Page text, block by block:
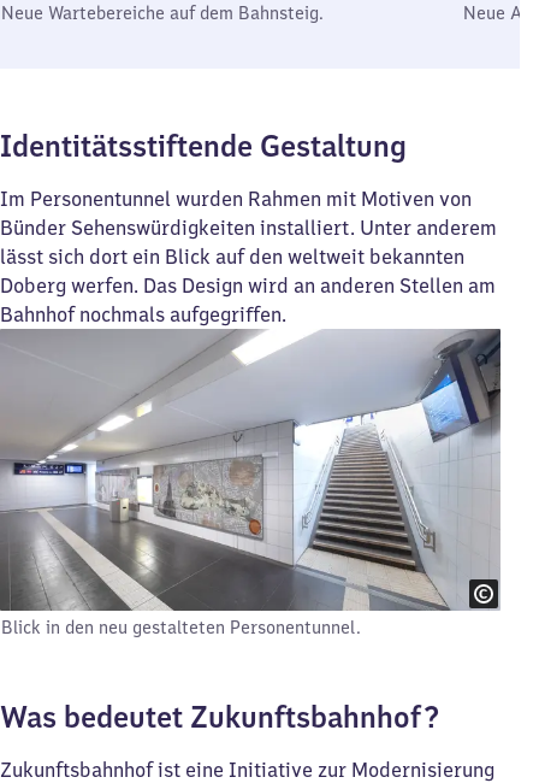
Neue Wartebereiche auf dem Bahnsteig. Neue
Identitätsstiftende Gestaltung
Im Personentunnel wurden Rahmen mit Motiven von
Bünder Sehenswürdigkeiten installiert. Unter anderem
lässt sich dort ein Blick auf den weltweit bekannten
Doberg werfen. Das Design wird an anderen Stellen am
Bahnhof nochmals aufgegriffen.
Blick in den neu gestalteten Personentunnel.
Was bedeutet Zukunftsbahnhof?
Zukunftsbahnhof ist eine Initiative zur Modernisierung